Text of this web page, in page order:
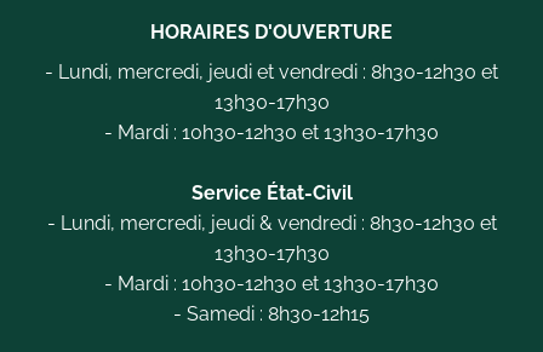
HORAIRES D'OUVERTURE
- Lundi, mercredi, jeudi et vendredi : 8h30-12h30 et
13h30-17h30
- Mardi : 10h30-12h30 et 13h30-17h30
Service État-Civil
- Lundi, mercredi, jeudi & vendredi : 8h30-12h30 et
13h30-17h30
- Mardi : 10h30-12h30 et 13h30-17h30
- Samedi : 8h30-12h15